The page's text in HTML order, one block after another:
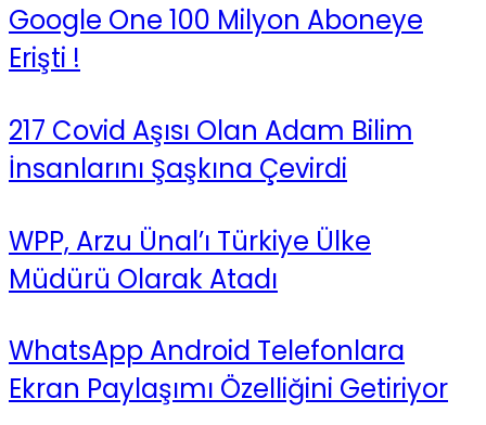
Google One 100 Milyon Aboneye
Erişti !
217 Covid Aşısı Olan Adam Bilim
İnsanlarını Şaşkına Çevirdi
WPP, Arzu Ünal’ı Türkiye Ülke
Müdürü Olarak Atadı
WhatsApp Android Telefonlara
Ekran Paylaşımı Özelliğini Getiriyor